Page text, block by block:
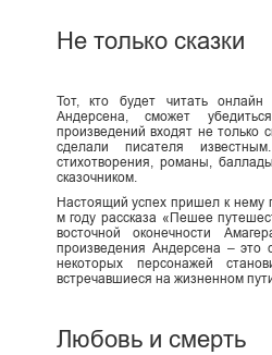
Не только сказки
Тот, кто будет читать онлайн
Андерсена, сможет
произведений входят не только
сделали писателя
стихотворения, романы,
сказочником.
Настоящий успех пришел к нему
м году рассказа «Пешее
восточной оконечности
произведения Андерсена – это
некоторых персонажей
встречавшиеся на жизненном
Любовь и смерть